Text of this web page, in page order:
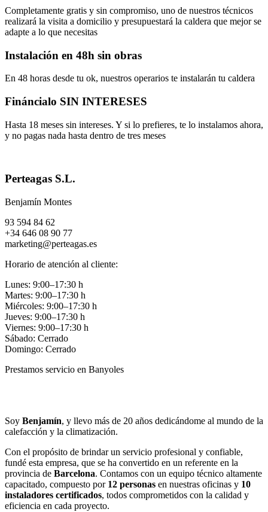
Completamente gratis y sin compromiso, uno de nuestros técnicos
realizará la visita a domicilio y presupuestará la caldera que mejor se
adapte a lo que necesitas
Instalación en 48h sin obras
En 48 horas desde tu ok, nuestros operarios te instalarán tu caldera
Fináncialo SIN INTERESES
Hasta 18 meses sin intereses. Y si lo prefieres, te lo instalamos ahora,
y no pagas nada hasta dentro de tres meses
Perteagas S.L.
Benjamín Montes
93 594 84 62
+34 646 08 90 77
marketing@perteagas.es
Horario de atención al cliente:
Lunes: 9:00–17:30 h
Martes: 9:00–17:30 h
Miércoles: 9:00–17:30 h
Jueves: 9:00–17:30 h
Viernes: 9:00–17:30 h
Sábado: Cerrado
Domingo: Cerrado
Prestamos servicio en Banyoles
Soy Benjamín, y llevo más de 20 años dedicándome al mundo de la
calefacción y la climatización.
Con el propósito de brindar un servicio profesional y confiable,
fundé esta empresa, que se ha convertido en un referente en la
provincia de Barcelona. Contamos con un equipo técnico altamente
capacitado, compuesto por 12 personas en nuestras oficinas y 10
instaladores certificados, todos comprometidos con la calidad y
eficiencia en cada proyecto.